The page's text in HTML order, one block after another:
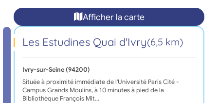
Afficher la carte
Les Estudines Quai d'Ivry(6,5 km)
Ivry-sur-Seine (94200)
Située à proximité immédiate de l'Université Paris Cité -
Campus Grands Moulins, à 10 minutes à pied de la
Bibliothèque François Mit…